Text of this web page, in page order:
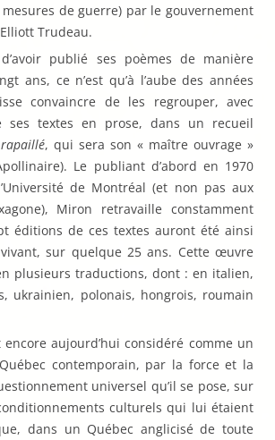
de guerre) par le gouvernement
Trudeau.
publié ses poèmes de manière
ans, ce n’est qu’à l’aube des années
convaincre de les regrouper, avec
ses textes en prose, dans un recueil
rapaillé, qui sera son « maître ouvrage »
Le publiant d’abord en 1970
de Montréal (et non pas aux
Miron retravaille constamment
éditions de ces textes auront été ainsi
sur quelque 25 ans. Cette œuvre
plusieurs traductions, dont : en italien,
ukrainien, polonais, hongrois, roumain
aujourd’hui considéré comme un
contemporain, par la force et la
universel qu’il se pose, sur
culturels qui lui étaient
dans un Québec anglicisé de toute